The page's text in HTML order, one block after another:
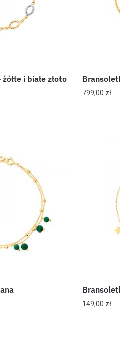
i białe złoto
799,00 zł
149,00 zł